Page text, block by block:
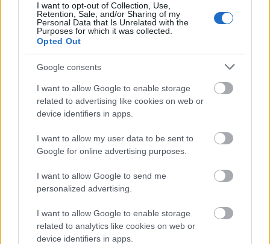
I want to opt-out of Collection, Use,
Retention, Sale, and/or Sharing of my
Personal Data that Is Unrelated with the
Purposes for which it was collected.
Opted Out
Google consents
I want to allow Google to enable storage
related to advertising like cookies on web or
device identifiers in apps.
I want to allow my user data to be sent to
Google for online advertising purposes.
I want to allow Google to send me
personalized advertising.
I want to allow Google to enable storage
related to analytics like cookies on web or
device identifiers in apps.
SZEMBE MERSZ NÉZNI AZZAL, AKIVÉ
VÁLHATTÁL VOLNA?
TERMÉSZETFELETTI ERŐK ÉS ELFELEDETT
TITKOK: ITT A SHELBY OAKS – A GONOSZ
NYOMÁBAN MAGYAR ELŐZETESE